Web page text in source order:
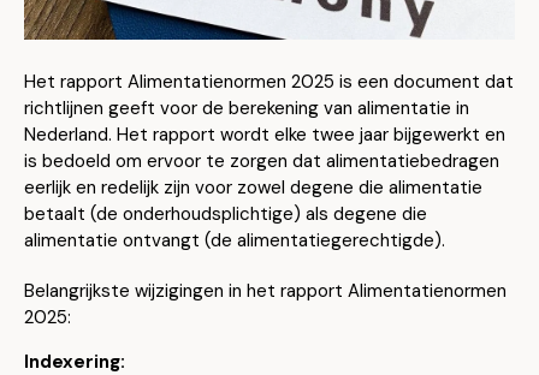
Het rapport Alimentatienormen 2025 is een document dat
richtlijnen geeft voor de berekening van alimentatie in
Nederland. Het rapport wordt elke twee jaar bijgewerkt en
is bedoeld om ervoor te zorgen dat alimentatiebedragen
eerlijk en redelijk zijn voor zowel degene die alimentatie
betaalt (de onderhoudsplichtige) als degene die
alimentatie ontvangt (de alimentatiegerechtigde).
Belangrijkste wijzigingen in het rapport Alimentatienormen
2025:
Indexering: